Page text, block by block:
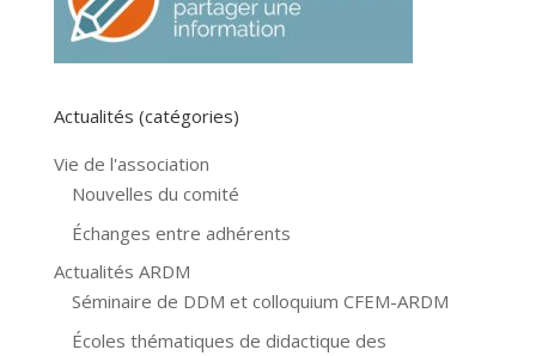
Actualités (catégories)
Vie de l'association
Nouvelles du comité
Échanges entre adhérents
Actualités ARDM
Séminaire de DDM et colloquium CFEM-ARDM
Écoles thématiques de didactique des